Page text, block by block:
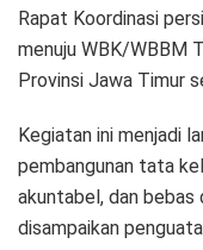
Rapat Koordinasi
menuju WBK/WBBM
Provinsi Jawa Timur
Kegiatan ini menjadi
pembangunan tata
akuntabel, dan bebas
disampaikan